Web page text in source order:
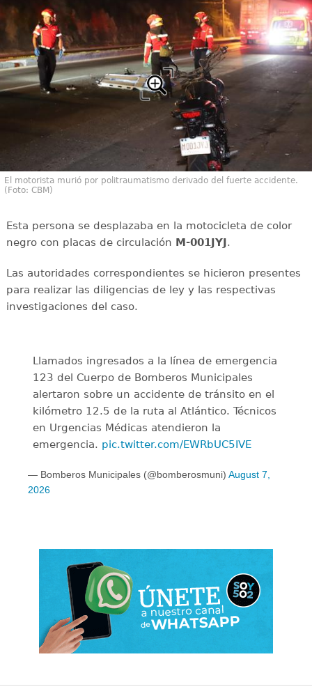
El motorista murió por politraumatismo derivado del fuerte accidente.
(Foto: CBM)
Esta persona se desplazaba en la motocicleta de color
negro con placas de circulación M-001JYJ.
Las autoridades correspondientes se hicieron presentes
para realizar las diligencias de ley y las respectivas
investigaciones del caso.
Llamados ingresados a la línea de emergencia
123 del Cuerpo de Bomberos Municipales
alertaron sobre un accidente de tránsito en el
kilómetro 12.5 de la ruta al Atlántico. Técnicos
en Urgencias Médicas atendieron la
emergencia. pic.twitter.com/EWRbUC5IVE
— Bomberos Municipales (@bomberosmuni) August 7,
2026